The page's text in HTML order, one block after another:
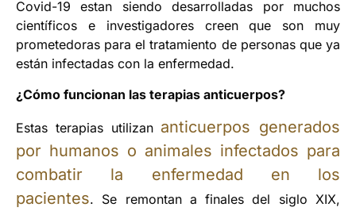
Covid-19 estan siendo desarrolladas por muchos
científicos e investigadores creen que son muy
prometedoras para el tratamiento de personas que ya
están infectadas con la enfermedad.
¿Cómo funcionan las terapias anticuerpos?
Estas terapias utilizan anticuerpos generados
por humanos o animales infectados para
combatir la enfermedad en los
pacientes. Se remontan a finales del siglo XIX,